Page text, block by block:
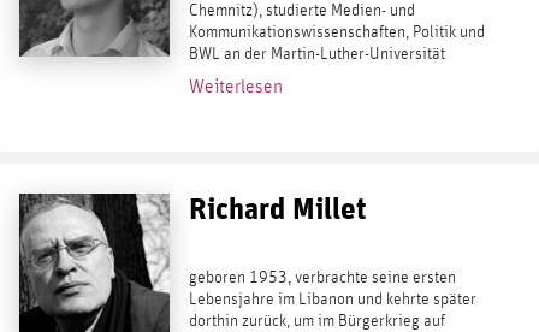
Chemnitz), studierte Medien- und
Kommunikationswissenschaften, Politik und
BWL an der Martin-Luther-Universität
Halle Wittenberg. 2004 gründete er mit
Mitschülern die Jugendzeitschrift Blaue
Weiterlesen
Richard Millet
geboren 1953, verbrachte seine ersten
Lebensjahre im Libanon und kehrte später
dorthin zurück, um im Bürgerkrieg auf